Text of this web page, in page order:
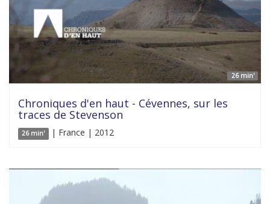
26 min'
Chroniques d'en haut - Cévennes, sur les
traces de Stevenson
26 min' | France | 2012